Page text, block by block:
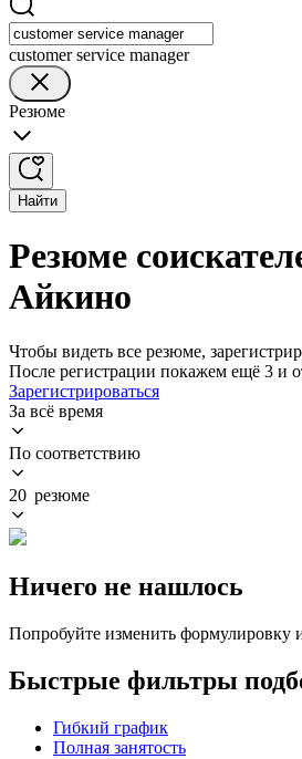
customer service manager
Резюме
Найти
Резюме
Айкино
Чтобы видеть все резюме,
После регистрации покажем ещё 3 и
Зарегистрироваться
За всё время
По соответствию
20 резюме
Ничего не нашлось
Попробуйте изменить формулировку
Быстрые фильтры
Гибкий график
Полная занятость